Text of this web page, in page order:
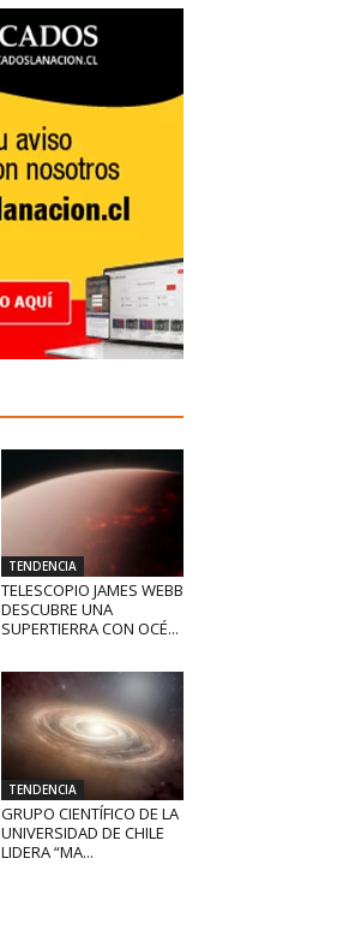
TENDENCIA
TELESCOPIO JAMES WEBB
DESCUBRE UNA
SUPERTIERRA CON OCÉ...
TENDENCIA
GRUPO CIENTÍFICO DE LA
UNIVERSIDAD DE CHILE
LIDERA “MA...